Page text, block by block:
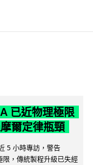
已近物理極限
爾定律瓶頸
5 小時專訪，警告
，傳統製程升級已失經